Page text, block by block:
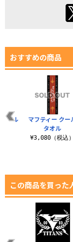
おすすめの商品
ール
マフティー クー
タオル
¥3,080（税込）
この商品を買った